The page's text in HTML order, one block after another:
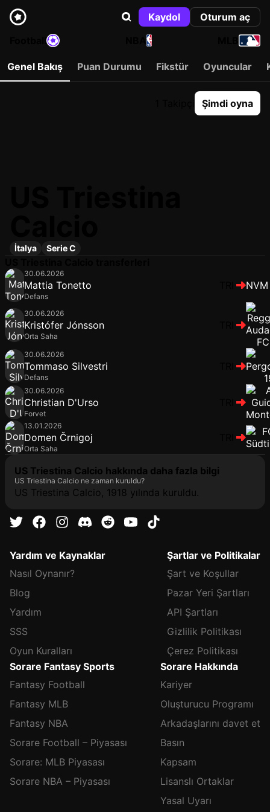
Kaydol
Oturum aç
NBA
Genel Bakış Puan Durumu Fikstür Oyuncular
Şimdi oyna
İtalya Serie C
30.06.2026
Mattia Tonetto
Defans
NVM
30.06.2026
Kristófer Jónsson
Orta Saha
30.06.2026
Tommaso Silvestri
Defans
30.06.2026
Christian D'Urso
Forvet
13.01.2026
Domen Črnigoj
Orta Saha
US Triestina Calcio hakkında daha fazla bilgi
US Triestina Calcio ne zaman kuruldu?
US Triestina Calcio, 1918 yılında kuruldu.
Yardım ve Kaynaklar
Nasıl Oynanır?
Blog
Yardım
SSS
Oyun Kuralları
Şartlar ve Politikalar
Şart ve Koşullar
Pazar Yeri Şartları
API Şartları
Gizlilik Politikası
Çerez Politikası
Sorare Fantasy Sports
Fantasy Football
Fantasy MLB
Fantasy NBA
Sorare Football – Piyasası
Sorare: MLB Piyasası
Sorare NBA – Piyasası
Sorare Hakkında
Kariyer
Oluşturucu Programı
Arkadaşlarını davet et
Basın
Kapsam
Lisanslı Ortaklar
Yasal Uyarı